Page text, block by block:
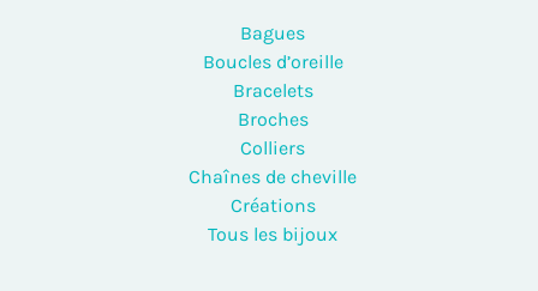
Bagues
Boucles d’oreille
Bracelets
Broches
Colliers
Chaînes de cheville
Créations
Tous les bijoux